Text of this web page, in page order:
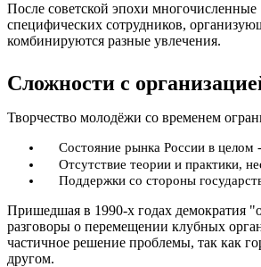
После советской эпохи
специфических сотрудников,
комбинируются разные увлечения.
Сложности с
Творчество молодёжи со временем
Состояние рынка России в целом
Отсутствие теории и практики,
Поддержки со стороны
Пришедшая в 1990-х годах демократия
разговоры о перемещении клубных
частичное решение проблемы, так как
другом.